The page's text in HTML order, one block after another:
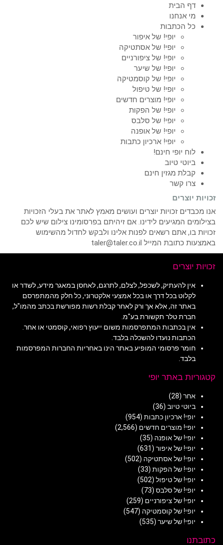
דף הבית
מי אנחנו
כל הכתבות
יופי! של איפור
יופי! של אסתטיקה
יופי! של ציפורניים
יופי! של שיער
יופי! של קוסמטיקה
יופי! של טיפול
יופי! מוצרים חדשים
יופי! של הפקות
יופי! של סלבס
יופי! של אופנה
יופי! ארכיון כתבות
לוח יופי חינם!
ביוטי טיוב
קבלת מגזין חינם
צרו קשר
זכויות יוצרים
אנו מכבדים זכויות יוצרים ועושים מאמץ לאתר את בעלי הזכויות
בצילומים המגיעים לידינו. אם זיהיתם בפרסומינו צילום שיש לכם
זכויות בו, אתם רשאים לפנות אלינו ולבקש לחדול מהשימוש
באמצעות כתובת המייל taler@taler.co.il
זכויות יוצרים
אין להעתיק, לשכפל, לצלם, לתרגם, לאחסן במאגר מידע, לשדר או
לקלוט בכל דרך או בכל אמצעי אלקטרוני, כל חלק מהמתפרסם
באתר זה, אלא אך ורק לאחר קבלת רשות מפורשת בכתב מהמו"ל,
חברת טלר תקשורת בע"מ.
אין בכתבות המתפרסמות משום ייעוץ רפואי, קוסמטי או אחר.
הכתבות נועדו להשכלה בלבד.
חומר פרסומי המופיע באתר הינו באחריות החברות המפרסמות
בלבד.
קטגוריות באתר יופי
אחר (28)
ביוטי טיוב (36)
יופי! ארכיון כתבות (954)
יופי! מוצרים חדשים (2,566)
יופי! של אופנה (35)
יופי! של איפור (631)
יופי! של אסתטיקה (502)
יופי! של הפקות (33)
יופי! של טיפול (502)
יופי! של סלבס (73)
יופי! של ציפורניים (259)
יופי! של קוסמטיקה (547)
יופי! של שיער (535)
כתובתנו